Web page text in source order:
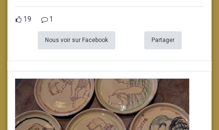
19 1
Nous voir sur Facebook Partager